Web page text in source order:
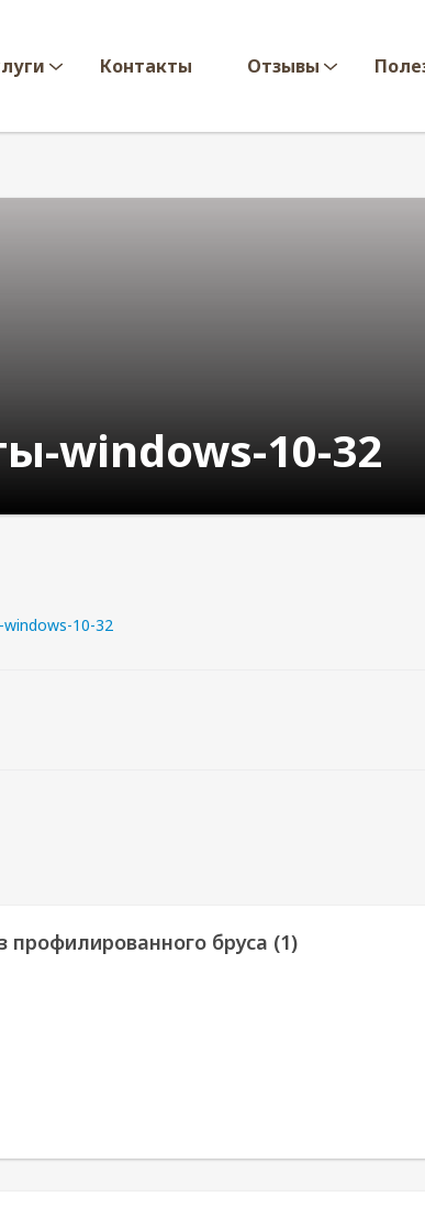
Контакты Отзывы
windows-10-32
10-32
профилированного бруса (1)